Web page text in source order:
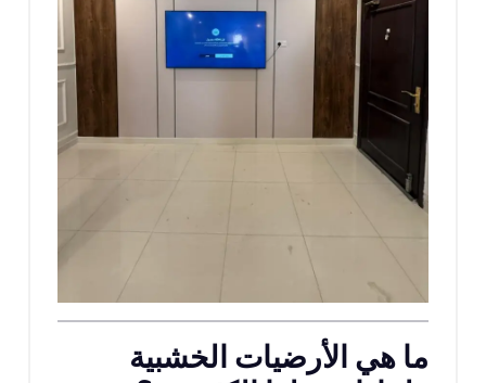
ما هي الأرضيات الخشبية